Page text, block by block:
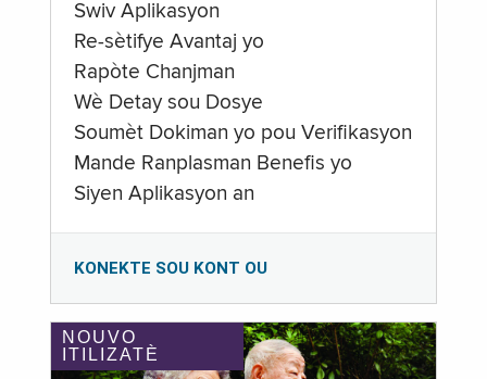
Swiv Aplikasyon
Re-sètifye Avantaj yo
Rapòte Chanjman
Wè Detay sou Dosye
Soumèt Dokiman yo pou Verifikasyon
Mande Ranplasman Benefis yo
Siyen Aplikasyon an
KONEKTE SOU KONT OU
NOUVO
ITILIZATÈ